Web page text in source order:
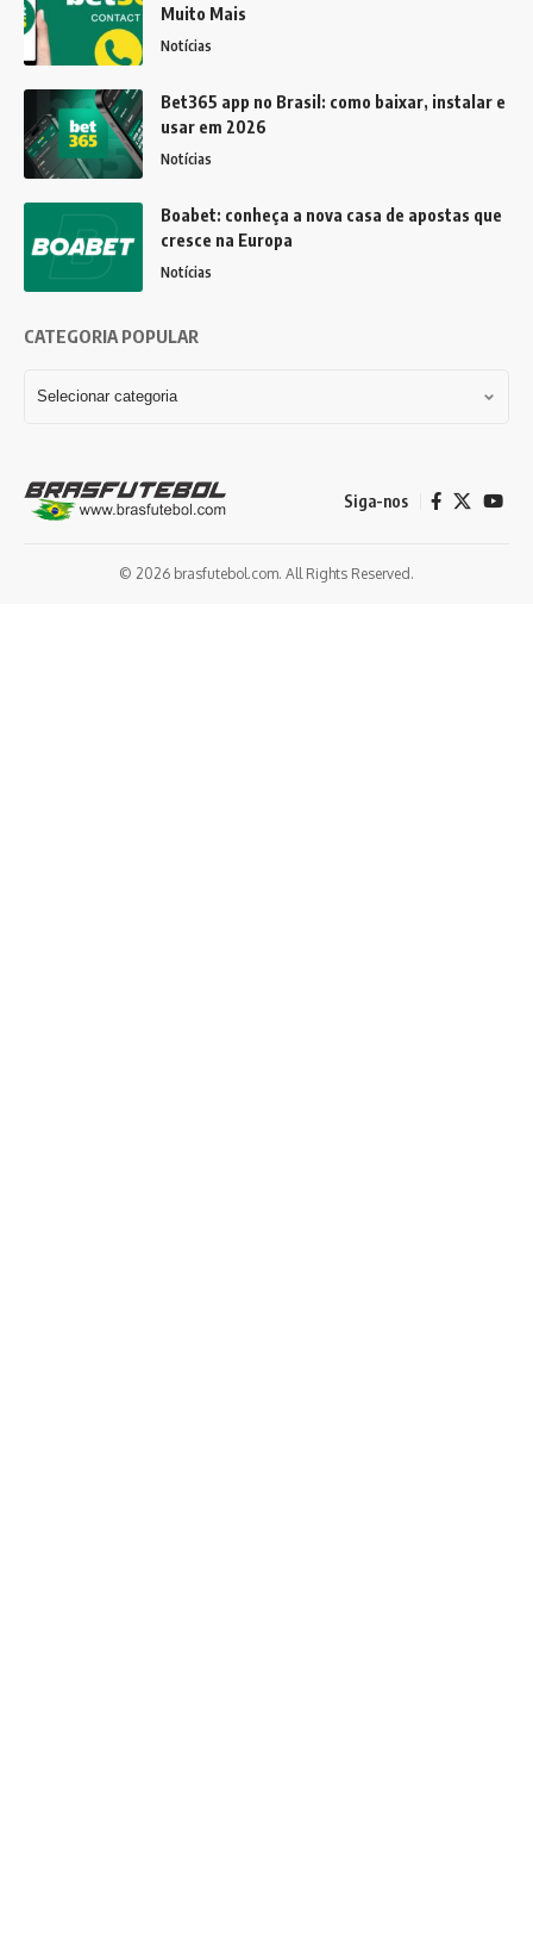
Muito Mais
Notícias
Bet365 app no Brasil: como baixar, instalar e
usar em 2026
Notícias
Boabet: conheça a nova casa de apostas que
cresce na Europa
Notícias
CATEGORIA POPULAR
Siga-nos
© 2026 brasfutebol.com. All Rights Reserved.